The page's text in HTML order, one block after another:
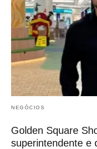
NEGÓCIOS
Golden Square
superintendente e